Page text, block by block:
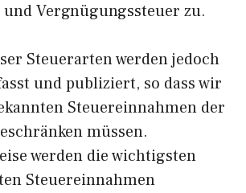
Vergnügungssteuer zu.
Steuerarten werden jedoch
und publiziert, so dass wir
Steuereinnahmen der
müssen.
werden die wichtigsten
Steuereinnahmen